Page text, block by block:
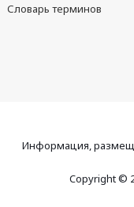
Словарь терминов
Информация,
Copyright ©